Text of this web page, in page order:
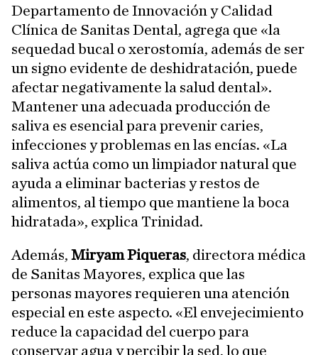
Departamento de Innovación y Calidad
Clínica de Sanitas Dental, agrega que «la
sequedad bucal o xerostomía, además de ser
un signo evidente de deshidratación, puede
afectar negativamente la salud dental».
Mantener una adecuada producción de
saliva es esencial para prevenir caries,
infecciones y problemas en las encías. «La
saliva actúa como un limpiador natural que
ayuda a eliminar bacterias y restos de
alimentos, al tiempo que mantiene la boca
hidratada», explica Trinidad.
Además, Miryam Piqueras, directora médica
de Sanitas Mayores, explica que las
personas mayores requieren una atención
especial en este aspecto. «El envejecimiento
reduce la capacidad del cuerpo para
conservar agua y percibir la sed, lo que